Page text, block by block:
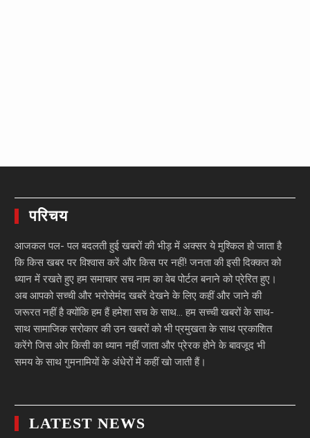
परिचय
आजकल पल- पल बदलती हुई खबरों की भीड़ में अक्सर ये मुश्किल हो जाता है
कि किस खबर पर विश्वास करें और किस पर नहीं! जनता की इसी दिक्कत को
ध्यान में रखते हुए हम समाचार सच नाम का वेब पोर्टल बनाने को प्रेरित हुए।
अब आपको सच्ची और भरोसेमंद खबरें देखने के लिए कहीं और जाने की
जरूरत नहीं है क्योंकि हम हैं हमेशा सच के साथ… हम सच्ची खबरों के साथ-
साथ सामाजिक सरोकार की उन खबरों को भी प्रमुखता के साथ प्रकाशित
करेंगे जिस ओर किसी का ध्यान नहीं जाता और प्रेरक होने के बावजूद भी
समय के साथ गुमनामियों के अंधेरों में कहीं खो जाती हैं।
LATEST NEWS